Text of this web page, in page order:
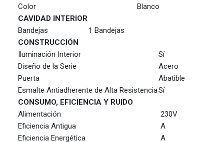
Color
Blanco
CAVIDAD INTERIOR
Bandejas
1 Bandejas
CONSTRUCCIÓN
Iluminación Interior
Sí
Diseño de la Serie
Acero
Puerta
Abatible
Esmalte Antiadherente de Alta ResistenciaSí
CONSUMO, EFICIENCIA Y RUIDO
Alimentación
230V
Eficiencia Antigua
A
Eficiencia Energética
A